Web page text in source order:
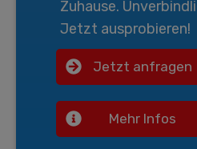
Zuhause.
Jetzt ausprobieren!
Jetzt anfragen
Mehr Infos